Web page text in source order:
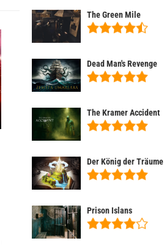
The Green Mile
Dead Man's Revenge
The Kramer Accident
Der König der Träume
Prison Islans